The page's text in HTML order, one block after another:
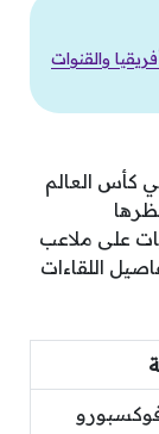
والقنوات
كأس العالم
على ملاعب
اللقاءات